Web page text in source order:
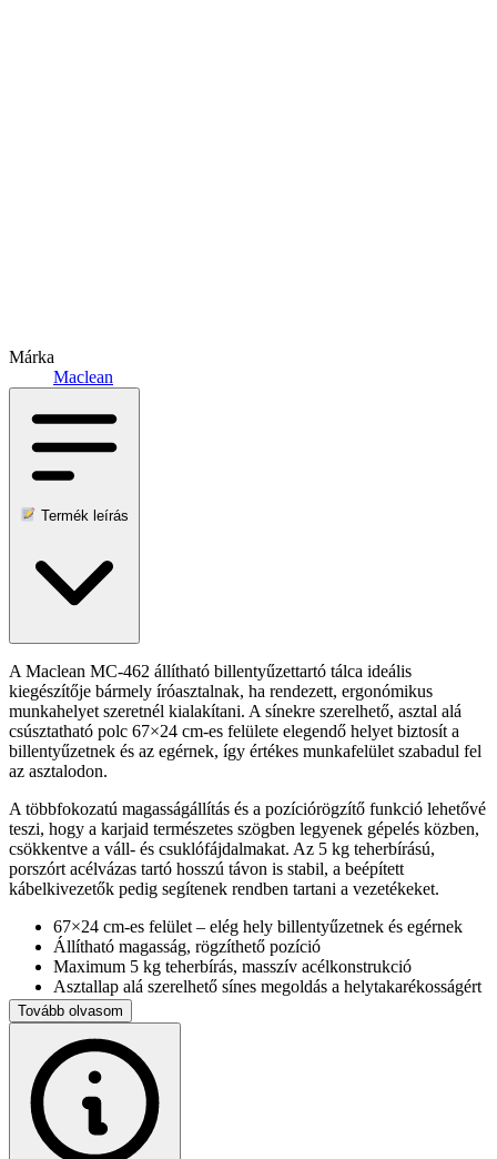
Márka
Maclean
Termék leírás
A Maclean MC-462 állítható billentyűzettartó tálca ideális
kiegészítője bármely íróasztalnak, ha rendezett, ergonómikus
munkahelyet szeretnél kialakítani. A sínekre szerelhető, asztal alá
csúsztatható polc 67×24 cm-es felülete elegendő helyet biztosít a
billentyűzetnek és az egérnek, így értékes munkafelület szabadul fel
az asztalodon.
A többfokozatú magasságállítás és a pozíciórögzítő funkció lehetővé
teszi, hogy a karjaid természetes szögben legyenek gépelés közben,
csökkentve a váll- és csuklófájdalmakat. Az 5 kg teherbírású,
porszórt acélvázas tartó hosszú távon is stabil, a beépített
kábelkivezetők pedig segítenek rendben tartani a vezetékeket.
67×24 cm-es felület – elég hely billentyűzetnek és egérnek
Állítható magasság, rögzíthető pozíció
Maximum 5 kg teherbírás, masszív acélkonstrukció
Asztallap alá szerelhető sínes megoldás a helytakarékosságért
Kábelátvezető nyílások a rendezett kábelezéshez
Könnyen követhető szerelési útmutató és komplett
rögzítőkészlet a dobozban
Akár otthoni irodáról, akár vállalati munkaállomásról van szó, a
Maclean MC-462 segítségével hatékonyabban, kényelmesebben és
rendezettebben dolgozhatsz.
Tovább olvasom